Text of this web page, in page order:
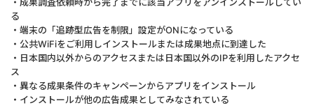
る
・端末の「追跡型広告を制限」設定がONになっている
・公共WiFiをご利用しインストールまたは成果地点に到達した
・日本国内以外からのアクセスまたは日本国以外のIPを利用したアクセ
ス
・異なる成果条件のキャンペーンからアプリをインストール
・インストールが他の広告成果としてみなされている